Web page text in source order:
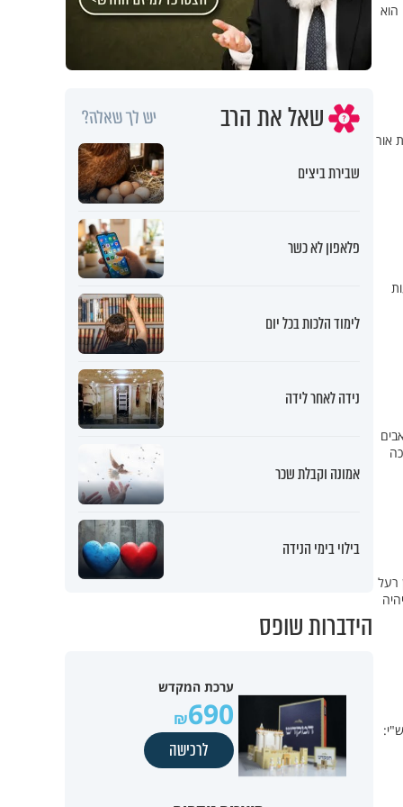
הוא
אור
לגמרי, אבל הקפידו על קידוש. ערב שבת אחד, הרגיש ליאור בן ה-32 כאבים
רעל
שאל את הרב יש לך שאלה?
שבירת ביצים
פלאפון לא כשר
לימוד הלכות בכל יום
נידה לאחר לידה
אמונה וקבלת שכר
בילוי בימי הנידה
הידברות שופס
ערכת המקדש
690
לרכישה